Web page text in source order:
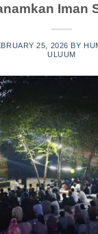
Iman
25, 2026 BY
ULUUM